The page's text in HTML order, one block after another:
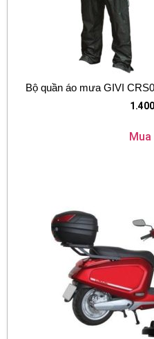
Bộ quần áo mưa GIVI
Mua